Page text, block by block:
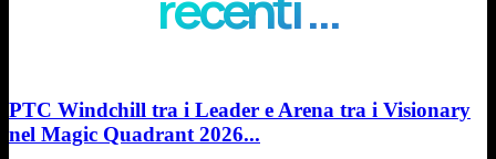
PTC Windchill tra i Leader e Arena tra i Visionary
nel Magic Quadrant 2026...